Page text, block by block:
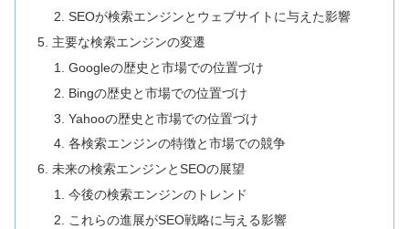
SEOが検索エンジンとウェブサイトに与えた影響
主要な検索エンジンの変遷
Googleの歴史と市場での位置づけ
Bingの歴史と市場での位置づけ
Yahooの歴史と市場での位置づけ
各検索エンジンの特徴と市場での競争
未来の検索エンジンとSEOの展望
今後の検索エンジンのトレンド
これらの進展がSEO戦略に与える影響